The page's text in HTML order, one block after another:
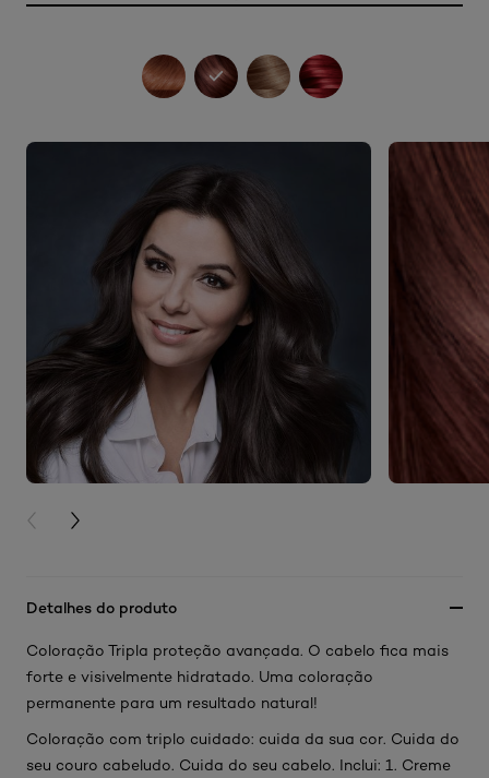
PREVIOUS CARD
NEXT CARD
Detalhes do produto
Coloração Tripla proteção avançada. O cabelo fica mais
forte e visivelmente hidratado. Uma coloração
permanente para um resultado natural!
Coloração com triplo cuidado: cuida da sua cor. Cuida do
seu couro cabeludo. Cuida do seu cabelo. Inclui: 1. Creme